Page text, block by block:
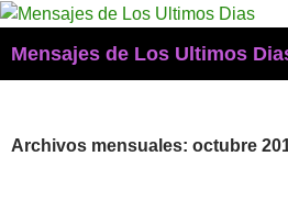
Mensajes de Los Ultimos
Archivos mensuales: octubre